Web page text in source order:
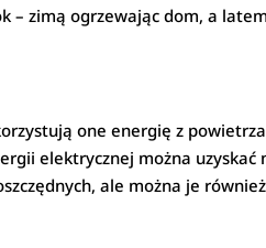
– zimą ogrzewając dom, a
one energię z
elektrycznej można
ale można je